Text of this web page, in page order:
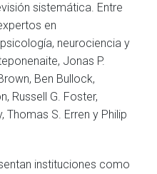
sistemática. Entre
en
neurociencia y
Jonas P.
Ben Bullock,
Russell G. Foster,
Thomas S. Erren y Philip
instituciones como